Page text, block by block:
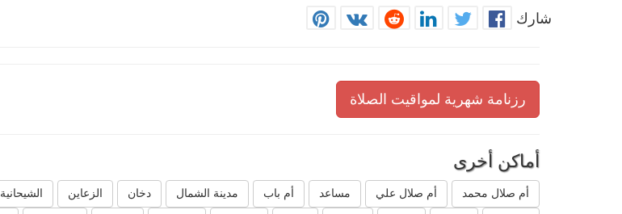
شارك
رزنامة شهرية لمواقيت الصلاة
أماكن أخرى
أم صلال محمد أم صلال علي مساعد أم باب مدينة الشمال دخان الزعاين الشيحانية